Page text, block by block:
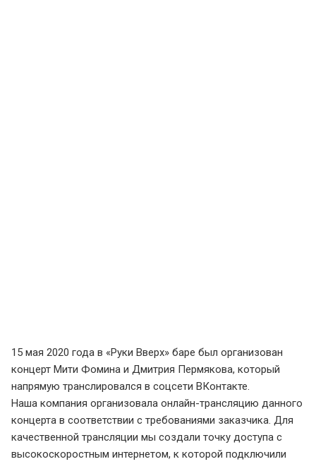
15 мая 2020 года в «Руки Вверх» баре был организован
концерт Мити Фомина и Дмитрия Пермякова, который
напрямую транслировался в соцсети ВКонтакте.
Наша компания организовала онлайн-трансляцию данного
концерта в соответствии с требованиями заказчика. Для
качественной трансляции мы создали точку доступа с
высокоскоростным интернетом, к которой подключили